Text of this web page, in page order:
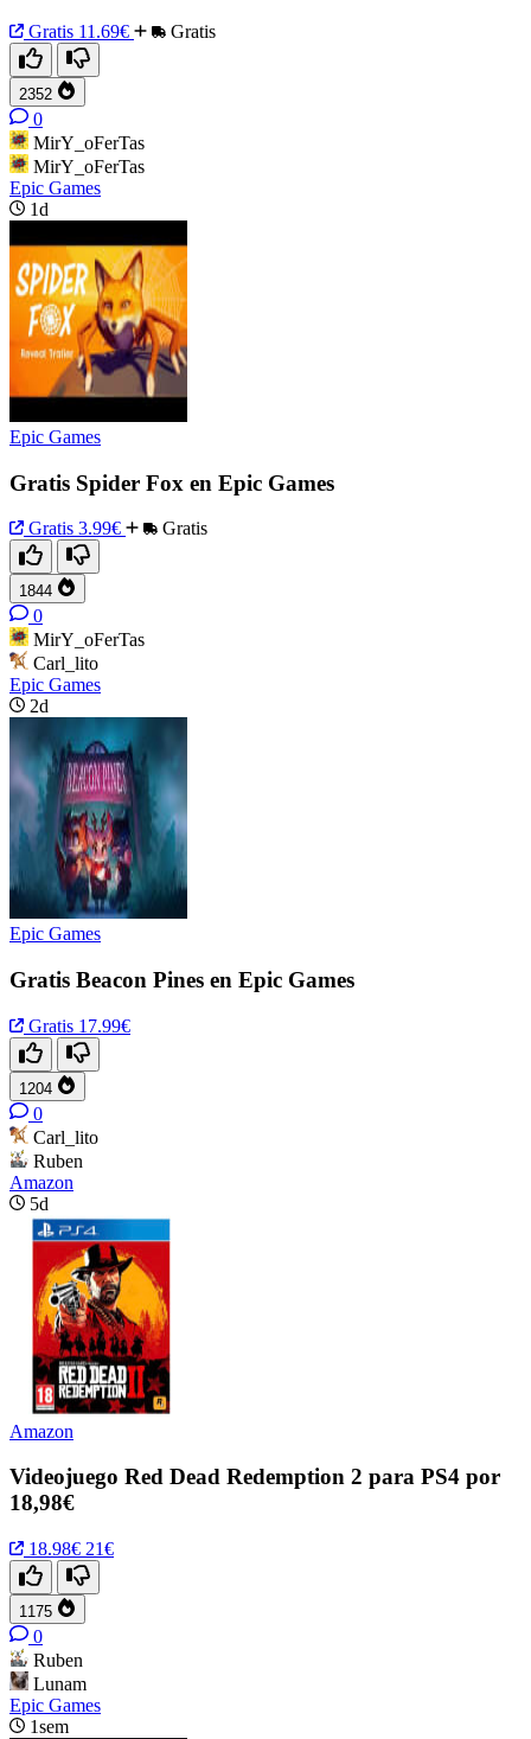
Gratis 11.69€ Gratis
2352
0
MirY_oFerTas
MirY_oFerTas
Epic Games
1d
Epic Games
Gratis Spider Fox en Epic Games
Gratis 3.99€ Gratis
1844
0
MirY_oFerTas
Carl_lito
Epic Games
2d
Epic Games
Gratis Beacon Pines en Epic Games
Gratis 17.99€
1204
0
Carl_lito
Ruben
Amazon
5d
Amazon
Videojuego Red Dead Redemption 2 para PS4 por
18,98€
18.98€ 21€
1175
0
Ruben
Lunam
Epic Games
1sem